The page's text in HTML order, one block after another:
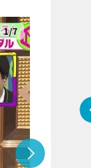
1/7
みんぐ』＝LOV
舞香SPインタ